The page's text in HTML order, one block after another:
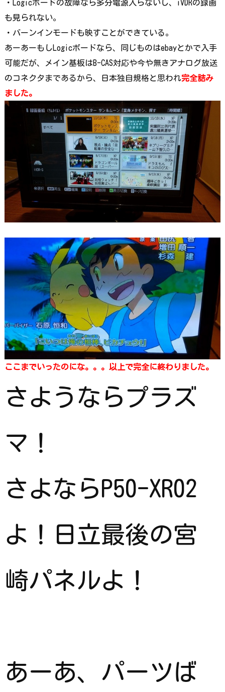
・Logicボードの故障なら多分電源入らないし、iVDRの録画
も見られない。
・バーンインモードも映すことができている。
あーあーもしLogicボードなら、同じものはebayとかで入手
可能だが、メイン基板はB-CAS対応や今や無きアナログ放送
のコネクタまであるから、日本独自規格と思われ完全詰み
ました。
ここまでいったのにな。。。以上で完全に終わりました。
さようならプラズ
マ！
さよならP50-XR02
よ！日立最後の宮
崎パネルよ！
あーあ、パーツば